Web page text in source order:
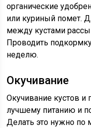
органические
или куриный помет.
между кустами
Проводить
неделю.
Окучивание
Окучивание кустов и
лучшему питанию и
Делать это нужно по